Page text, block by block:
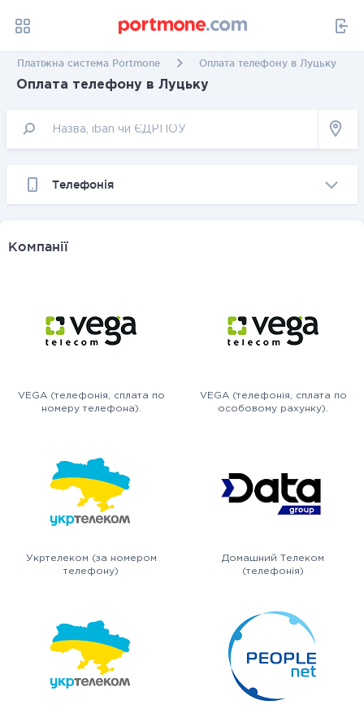
Платіжна система Portmone Оплата телефону в Луцьку
Оплата телефону в Луцьку
Телефонія
Компанії
VEGA (телефонія, сплата по
номеру телефона).
VEGA (телефонія, сплата по
особовому рахунку).
Укртелеком (за номером
телефону)
Домашний Телеком
(телефонія)